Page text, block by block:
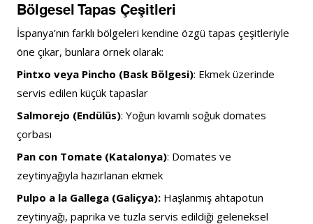
Bölgesel Tapas Çeşitleri
İspanya’nın farklı bölgeleri kendine özgü tapas çeşitleriyle
öne çıkar, bunlara örnek olarak:
Pintxo veya Pincho (Bask Bölgesi): Ekmek üzerinde
servis edilen küçük tapaslar
Salmorejo (Endülüs): Yoğun kıvamlı soğuk domates
çorbası
Pan con Tomate (Katalonya): Domates ve
zeytinyağıyla hazırlanan ekmek
Pulpo a la Gallega (Galiçya): Haşlanmış ahtapotun
zeytinyağı, paprika ve tuzla servis edildiği geleneksel